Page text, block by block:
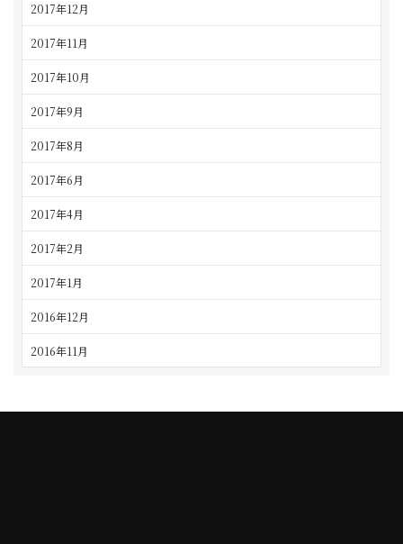
2017年12月
2017年11月
2017年10月
2017年9月
2017年8月
2017年6月
2017年4月
2017年2月
2017年1月
2016年12月
2016年11月